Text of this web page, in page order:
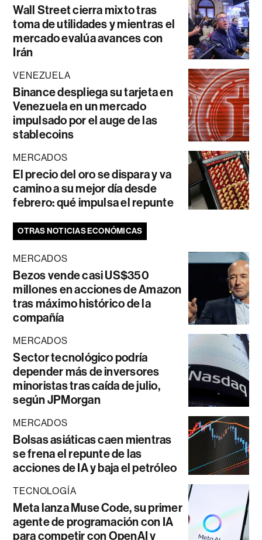
Wall Street cierra mixto tras
toma de utilidades y mientras el
mercado evalúa avances con
Irán
VENEZUELA
Binance despliega su tarjeta en
Venezuela en un mercado
impulsado por el auge de las
stablecoins
MERCADOS
El precio del oro se dispara y va
camino a su mejor día desde
febrero: qué impulsa el repunte
OTRAS NOTICIAS ECONÓMICAS
MERCADOS
Bezos vende casi US$350
millones en acciones de Amazon
tras máximo histórico de la
compañía
MERCADOS
Sector tecnológico podría
depender más de inversores
minoristas tras caída de julio,
según JPMorgan
MERCADOS
Bolsas asiáticas caen mientras
se frena el repunte de las
acciones de IA y baja el petróleo
TECNOLOGÍA
Meta lanza Muse Code, su primer
agente de programación con IA
para competir con OpenAI y